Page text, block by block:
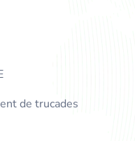
de trucades